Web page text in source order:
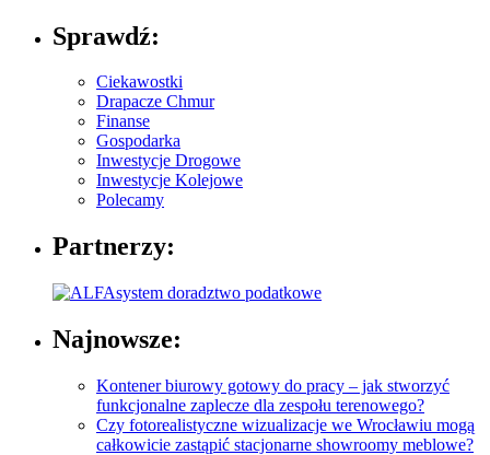
Sprawdź:
Ciekawostki
Drapacze Chmur
Finanse
Gospodarka
Inwestycje Drogowe
Inwestycje Kolejowe
Polecamy
Partnerzy:
Najnowsze:
Kontener biurowy gotowy do pracy – jak stworzyć
funkcjonalne zaplecze dla zespołu terenowego?
Czy fotorealistyczne wizualizacje we Wrocławiu mogą
całkowicie zastąpić stacjonarne showroomy meblowe?